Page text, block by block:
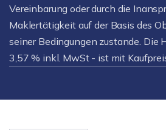
Vereinbarung oder durch die
Maklertätigkeit auf der Basis des
seiner Bedingungen zustande. Die
3,57 % inkl. MwSt - ist mit